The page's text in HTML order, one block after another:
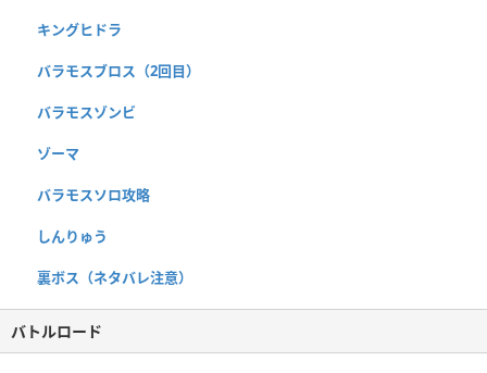
キングヒドラ
バラモスブロス（2回目）
バラモスゾンビ
ゾーマ
バラモスソロ攻略
しんりゅう
裏ボス（ネタバレ注意）
バトルロード